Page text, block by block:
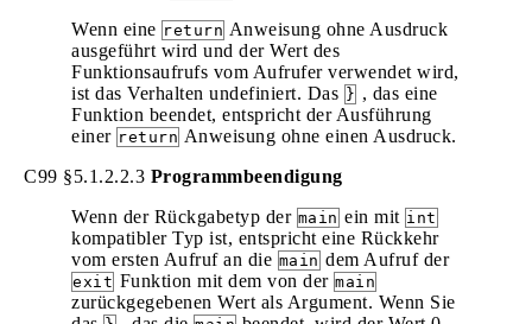
Wenn eine return Anweisung ohne Ausdruck
ausgeführt wird und der Wert des
Funktionsaufrufs vom Aufrufer verwendet wird,
ist das Verhalten undefiniert. Das } , das eine
Funktion beendet, entspricht der Ausführung
einer return Anweisung ohne einen Ausdruck.
C99 §5.1.2.2.3 Programmbeendigung
Wenn der Rückgabetyp der main ein mit int
kompatibler Typ ist, entspricht eine Rückkehr
vom ersten Aufruf an die main dem Aufruf der
exit Funktion mit dem von der main
zurückgegebenen Wert als Argument. Wenn Sie